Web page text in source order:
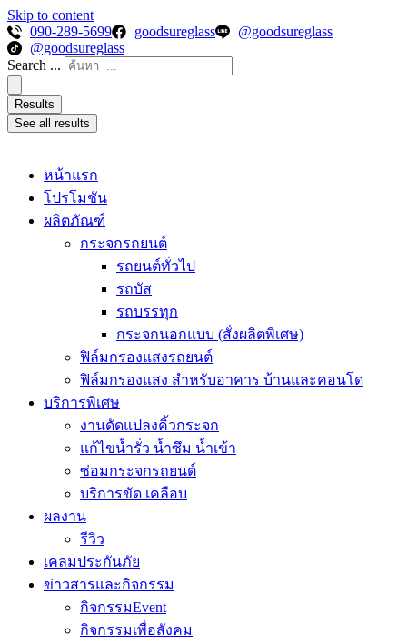
Skip to content
090-289-5699
goodsureglass
@goodsureglass
@goodsureglass
Search ...
Results
See all results
หน้าแรก
โปรโมชัน
ผลิตภัณฑ์
กระจกรถยนต์
รถยนต์ทั่วไป
รถบัส
รถบรรทุก
กระจกนอกแบบ (สั่งผลิตพิเศษ)
ฟิล์มกรองแสงรถยนต์
ฟิล์มกรองแสง สำหรับอาคาร บ้านและคอนโด
บริการพิเศษ
งานดัดแปลงคิ้วกระจก
แก้ไขน้ำรั่ว น้ำซึม น้ำเข้า
ซ่อมกระจกรถยนต์
บริการขัด เคลือบ
ผลงาน
รีวิว
เคลมประกันภัย
ข่าวสารและกิจกรรม
กิจกรรมEvent
กิจกรรมเพื่อสังคม